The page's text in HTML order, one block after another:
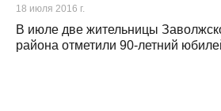
18 июля 2016 г.
В июле две жительницы
района отметили 90-летний